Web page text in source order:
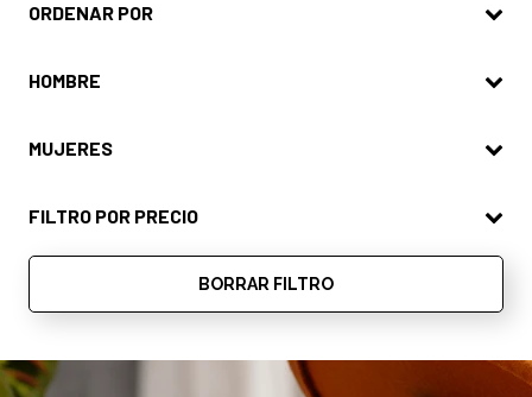
ORDENAR POR
HOMBRE
MUJERES
FILTRO POR PRECIO
BORRAR FILTRO